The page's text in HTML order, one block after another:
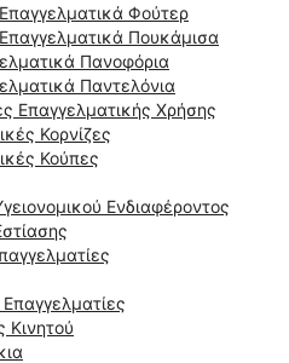
Επαγγελματικά Φούτερ
Επαγγελματικά Πουκάμισα
Πανοφόρια
Παντελόνια
Επαγγελματικής Χρήσης
Κορνίζες
Κούπες
Ενδιαφέροντος
Κινητού